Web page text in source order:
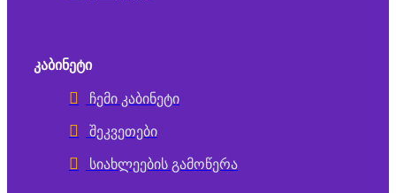
ᲙᲐᲑᲘᲜᲔᲢᲘ
ჩემი კაბინეტი
შეკვეთები
სიახლეების გამოწერა